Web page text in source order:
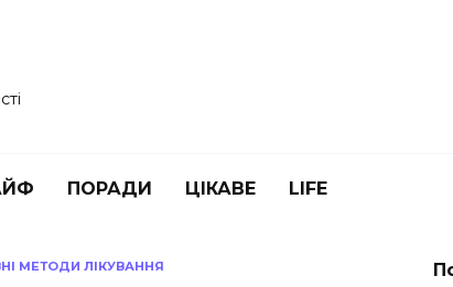
ПОРАДИ ЦІКАВЕ LIFE
МЕТОДИ ЛІКУВАННЯ